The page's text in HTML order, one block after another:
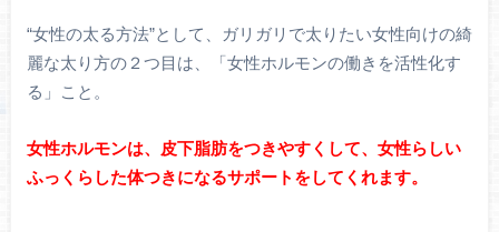
“女性の太る方法”として、ガリガリで太りたい女性向けの綺
麗な太り方の２つ目は、「女性ホルモンの働きを活性化す
る」こと。
女性ホルモンは、皮下脂肪をつきやすくして、女性らしい
ふっくらした体つきになるサポートをしてくれます。